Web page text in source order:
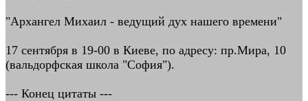
"Архангел Михаил - ведущий дух нашего времени"
17 сентября в 19-00 в Киеве, по адресу: пр.Мира, 10
(вальдорфская школа "София").
--- Конец цитаты ---